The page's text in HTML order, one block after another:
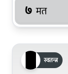
७ मत
स्वतन्त्र